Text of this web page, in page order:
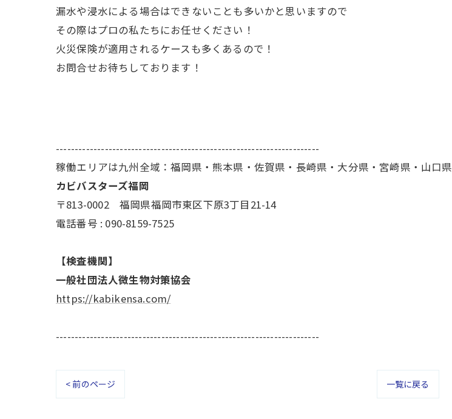
漏水や浸水による場合はできないことも多いかと思いますので
その際はプロの私たちにお任せください！
火災保険が適用されるケースも多くあるので！
お問合せお待ちしております！
----------------------------------------------------------------------
稼働エリアは九州全域：福岡県・熊本県・佐賀県・長崎県・大分県・宮崎県・山口県
カビバスターズ福岡
〒813-0002 福岡県福岡市東区下原3丁目21-14
電話番号 : 090-8159-7525
【検査機関】
一般社団法人微生物対策協会
https://kabikensa.com/
----------------------------------------------------------------------
< 前のページ 一覧に戻る